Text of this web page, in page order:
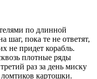
по длинной
шаг, пока те не ответят,
не придет корабль.
плотные ряды
раз за день миску
картошки.